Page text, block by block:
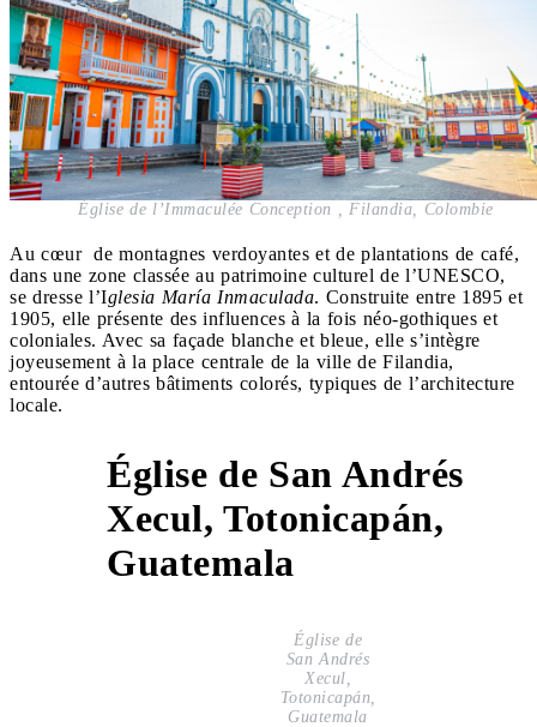
Église de l’Immaculée Conception , Filandia, Colombie
Au cœur de montagnes verdoyantes et de plantations de café,
dans une zone classée au patrimoine culturel de l’UNESCO,
se dresse l’Iglesia María Inmaculada. Construite entre 1895 et
1905, elle présente des influences à la fois néo-gothiques et
coloniales. Avec sa façade blanche et bleue, elle s’intègre
joyeusement à la place centrale de la ville de Filandia,
entourée d’autres bâtiments colorés, typiques de l’architecture
locale.
Église de San Andrés
Xecul, Totonicapán,
Guatemala
Église de
San Andrés
Xecul,
Totonicapán,
Guatemala